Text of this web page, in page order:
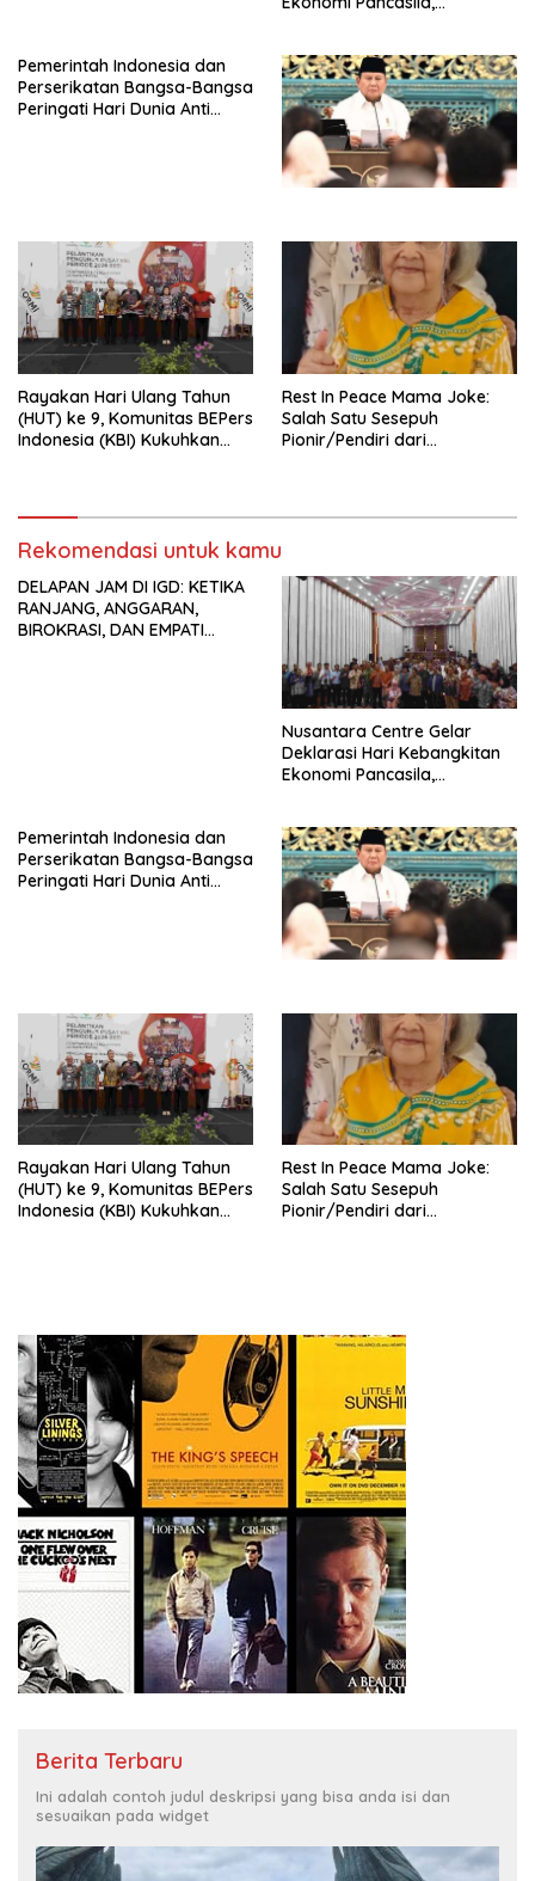
Penjajahan (Pergolakan
Ekonomi Politik Indonesia) &
Simposium Nasional “Urgensi
Undang-Undang
Perekonomian Nasional dan
Kesejahteraan Sosial dalam
Pemerintah Indonesia dan
Perserikatan Bangsa-Bangsa
Peringati Hari Dunia Anti
Rayakan Hari Ulang Tahun
(HUT) ke 9, Komunitas BEPers
Indonesia (KBI) Kukuhkan
Pengembangan Organisasi
KBI yang Berbasis Riset di
Mancanegara”.
Rest In Peace Mama Joke:
Salah Satu Sesepuh
Pionir/Pendiri dari
Kasih Allah.
Rekomendasi untuk kamu
DELAPAN JAM DI IGD: KETIKA
RANJANG, ANGGARAN,
BIROKRASI, DAN EMPATI
Nusantara Centre Gelar
Deklarasi Hari Kebangkitan
Ekonomi Pancasila,
Penjajahan (Pergolakan
Ekonomi Politik Indonesia) &
Simposium Nasional “Urgensi
Undang-Undang
Perekonomian Nasional dan
Kesejahteraan Sosial dalam
Pemerintah Indonesia dan
Perserikatan Bangsa-Bangsa
Peringati Hari Dunia Anti
Rayakan Hari Ulang Tahun
(HUT) ke 9, Komunitas BEPers
Indonesia (KBI) Kukuhkan
seluruh Indonesia dan
Mancanegara”.
Rest In Peace Mama Joke:
Salah Satu Sesepuh
Pionir/Pendiri dari
Berita Terbaru
Ini adalah contoh judul deskripsi yang bisa anda isi dan
sesuaikan pada widget